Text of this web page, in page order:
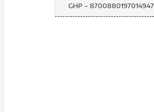
GHP - 8700880197014947